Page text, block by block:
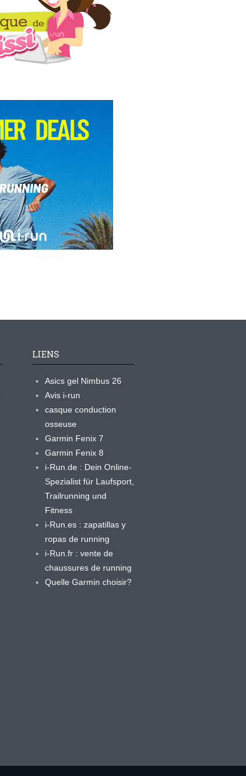
LIENS
Asics gel Nimbus 26
Avis i-run
casque conduction
osseuse
Garmin Fenix 7
Garmin Fenix 8
i-Run.de : Dein Online-
Spezialist für Laufsport,
Trailrunning und
Fitness
i-Run.es : zapatillas y
ropas de running
i-Run.fr : vente de
chaussures de running
Quelle Garmin choisir?